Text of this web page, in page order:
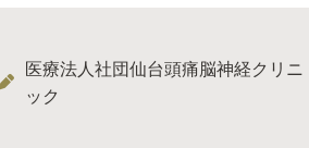
医療法人社団仙台頭痛脳神経クリニ
ック